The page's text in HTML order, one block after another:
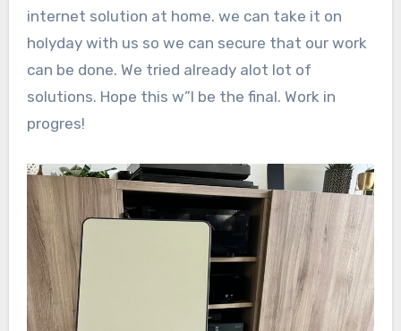
internet solution at home. we can take it on
holyday with us so we can secure that our work
can be done. We tried already alot lot of
solutions. Hope this w”l be the final. Work in
progres!